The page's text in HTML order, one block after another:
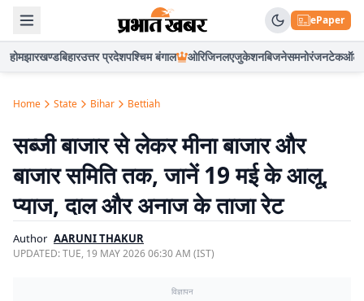
ePaper
होमझारखण्डबिहारउत्तर प्रदेशपश्चिम बंगाल ओरिजिनलएजुकेशनबिजनेसमनोरंजनटेकऑटो
Home State Bihar Bettiah
सब्जी बाजार से लेकर मीना बाजार और
बाजार समिति तक, जानें 19 मई के आलू,
प्याज, दाल और अनाज के ताजा रेट
Author AARUNI THAKUR
UPDATED:TUE, 19 MAY 2026 06:30 AM (IST)
विज्ञापन